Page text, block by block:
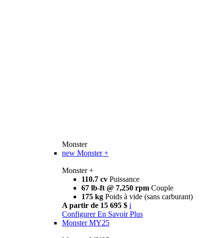
Monster
new Monster +
Monster +
110.7 cv Puissance
67 lb-ft @ 7,250 rpm Couple
175 kg Poids à vide (sans carburant)
A partir de 15 695 $ i
Configurer En Savoir Plus
Monster MY25